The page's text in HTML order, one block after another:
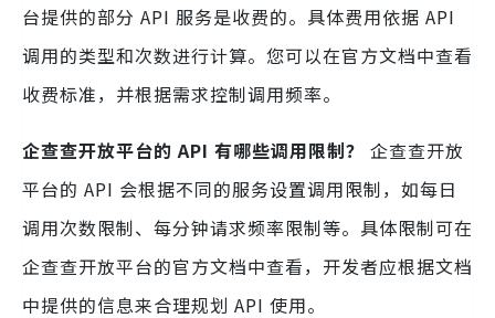
台提供的部分 API 服务是收费的。具体费用依据 API
调用的类型和次数进行计算。您可以在官方文档中查看
收费标准，并根据需求控制调用频率。
企查查开放平台的 API 有哪些调用限制？ 企查查开放
平台的 API 会根据不同的服务设置调用限制，如每日
调用次数限制、每分钟请求频率限制等。具体限制可在
企查查开放平台的官方文档中查看，开发者应根据文档
中提供的信息来合理规划 API 使用。